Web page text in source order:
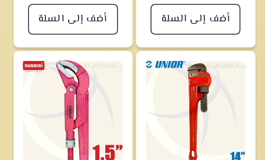
أضف إلى السلة أضف إلى السلة